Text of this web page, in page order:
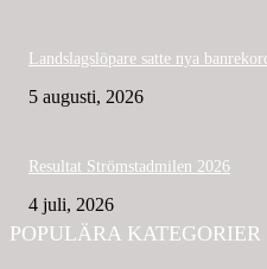
Landslagslöpare satte nya
5 augusti, 2026
Resultat Strömstadmilen 2026
4 juli, 2026
POPULÄRA KATEGORIER